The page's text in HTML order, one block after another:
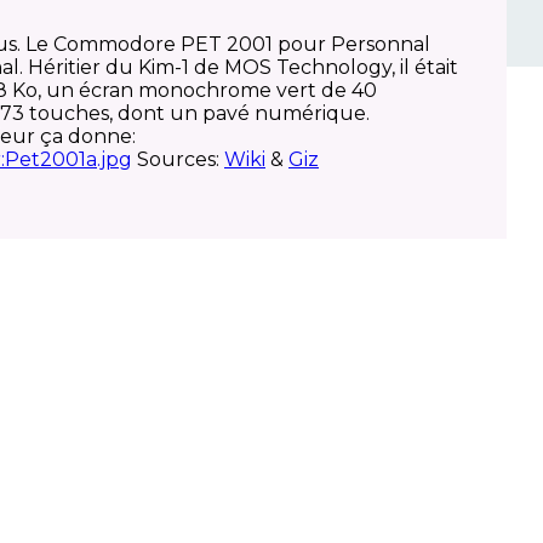
Le Commodore PET 2001 pour Personnal
Héritier du Kim-1 de MOS Technology, il était
Ko, un écran monochrome vert de 40
touches, dont un pavé numérique.
ça donne:
Sources: Wiki & Giz